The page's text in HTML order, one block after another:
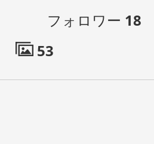
フォロワー 18
53